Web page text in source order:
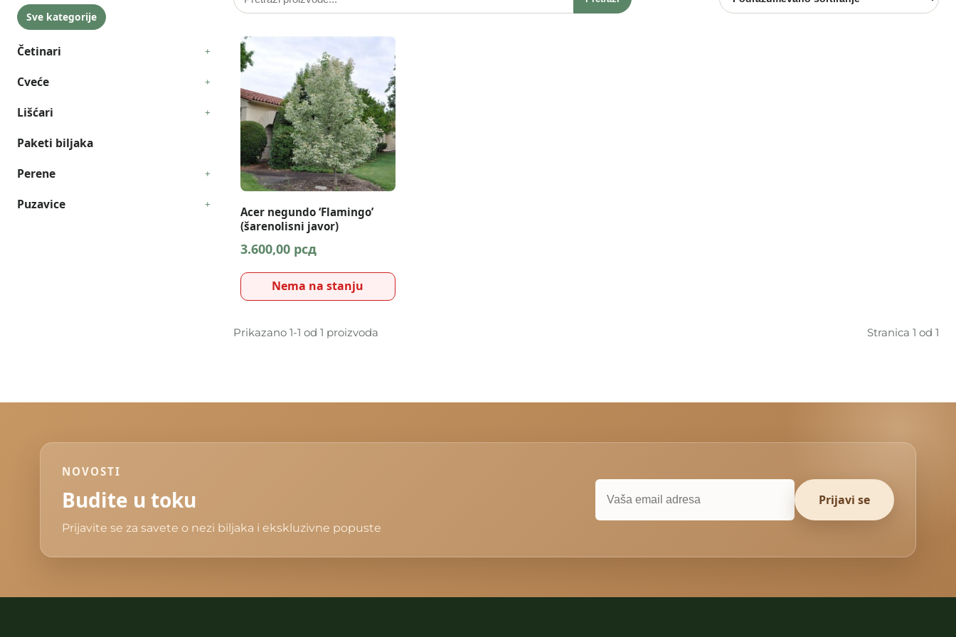
Sve kategorije
Četinari +Prikaži
podkategorije
Cveće +Prikaži
podkategorije
Lišćari +Prikaži
podkategorije
Paketi biljaka
Perene
+Prikaži
podkategorije
Puzavice +Prikaži
podkategorije
proizvode
Acer negundo ‘Flamingo’
(šarenolisni javor)
3.600,00 рсд
Nema na stanju
Prikazano 1-1 od 1 proizvoda Stranica 1 od 1
NOVOSTI
Budite u toku
Prijavite se za savete o nezi biljaka i ekskluzivne popuste
Prijavi se